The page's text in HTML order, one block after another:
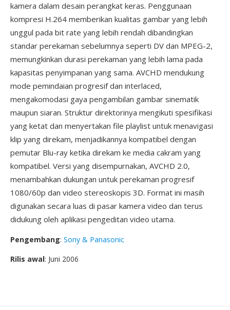
kamera dalam desain perangkat keras. Penggunaan
kompresi H.264 memberikan kualitas gambar yang lebih
unggul pada bit rate yang lebih rendah dibandingkan
standar perekaman sebelumnya seperti DV dan MPEG-2,
memungkinkan durasi perekaman yang lebih lama pada
kapasitas penyimpanan yang sama. AVCHD mendukung
mode pemindaian progresif dan interlaced,
mengakomodasi gaya pengambilan gambar sinematik
maupun siaran. Struktur direktorinya mengikuti spesifikasi
yang ketat dan menyertakan file playlist untuk menavigasi
klip yang direkam, menjadikannya kompatibel dengan
pemutar Blu-ray ketika direkam ke media cakram yang
kompatibel. Versi yang disempurnakan, AVCHD 2.0,
menambahkan dukungan untuk perekaman progresif
1080/60p dan video stereoskopis 3D. Format ini masih
digunakan secara luas di pasar kamera video dan terus
didukung oleh aplikasi pengeditan video utama.
Pengembang: Sony & Panasonic
Rilis awal: Juni 2006